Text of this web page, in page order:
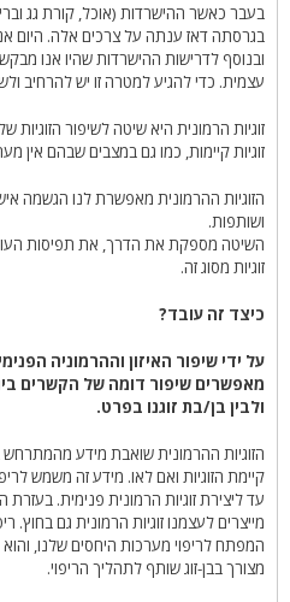
בעבר כאשר ההישרדות (אוכל, קורת גג
בגרסתה דאז ענתה על צרכים אלה. היום
ובנוסף לדרישות ההישרדות שהיו אנו
עצמית. כדי להגיע למטרה זו יש להרחיב
זוגיות הרמונית היא שיטה לשיפור
זוגיות קיימות, כמו גם במצבים שבהם אין
הזוגיות ההרמונית מאפשרת לנו הגשמה
ושותפות.
השיטה מספקת את הדרך, את תפיסות
זוגיות מסוג זה.
כיצד זה עובד?
על ידי שיפור האיזון וההרמוניה
מאפשרים שיפור דומה של הקשרים
ולבין בן/בת זוגנו בפרט.
הזוגיות ההרמונית שואבת מידע מהמתרחש
קיימת הזוגיות ואם לאו. מידע זה משמש
עד ליצירת זוגיות הרמונית פנימית. בעזרת
מייצרים לעצמנו זוגיות הרמונית גם בחוץ.
המפתח לריפוי מערכות היחסים שלנו,
מצורך בבן-זוג שותף לתהליך הריפוי.